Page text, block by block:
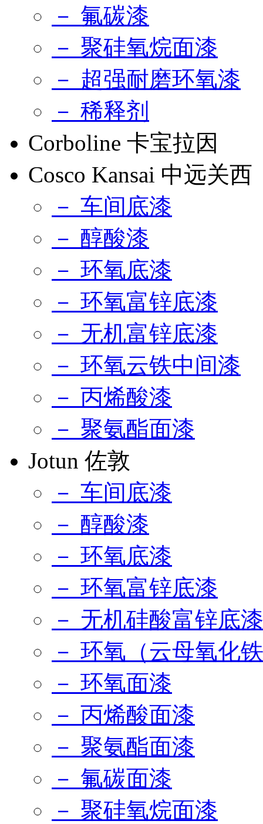
－ 氟碳漆
－ 聚硅氧烷面漆
－ 超强耐磨环氧漆
－ 稀释剂
Corboline 卡宝拉因
Cosco Kansai 中远关西
－ 车间底漆
－ 醇酸漆
－ 环氧底漆
－ 环氧富锌底漆
－ 无机富锌底漆
－ 环氧云铁中间漆
－ 丙烯酸漆
－ 聚氨酯面漆
Jotun 佐敦
－ 车间底漆
－ 醇酸漆
－ 环氧底漆
－ 环氧富锌底漆
－ 无机硅酸富锌底漆
－ 环氧（云母氧化
－ 环氧面漆
－ 丙烯酸面漆
－ 聚氨酯面漆
－ 氟碳面漆
－ 聚硅氧烷面漆